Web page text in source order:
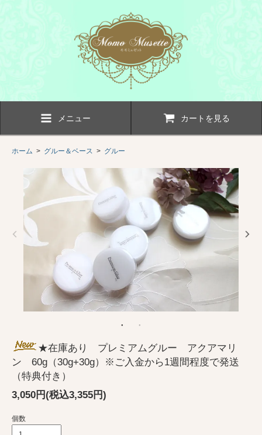
メニュー カートを見る
ホーム > グルー＆ベース > グルー
★在庫あり プレミアムグルー アクアマリ
ン 60g（30g+30g）※ご入金から1週間程度で発送
（特典付き）
3,050円(税込3,355円)
個数